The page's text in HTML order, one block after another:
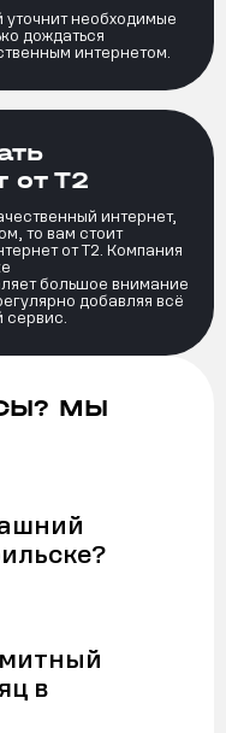
уточнит необходимые
дождаться
интернетом.
от Т2
интернет,
то вам стоит
от Т2. Компания
большое внимание
добавляя всё
МЫ
в